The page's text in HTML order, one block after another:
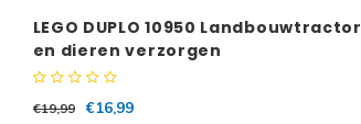
LEGO DUPLO 10950 Landbouwtractor
en dieren verzorgen
€19,99
€16,99